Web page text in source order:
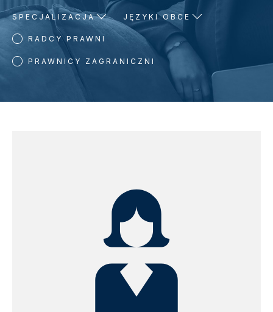
SPECJALIZACJA JĘZYKI OBCE
RADCY PRAWNI
PRAWNICY ZAGRANICZNI